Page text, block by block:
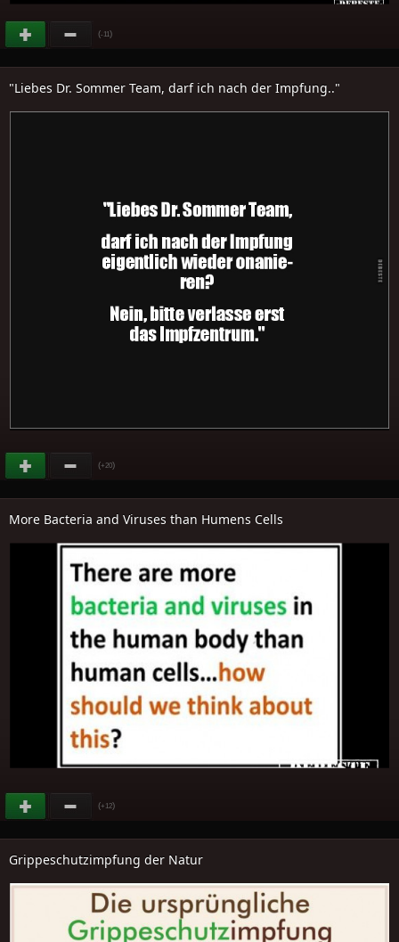
(-11)
"Liebes Dr. Sommer Team, darf ich nach der Impfung.."
(+20)
More Bacteria and Viruses than Humens Cells
(+12)
Grippeschutzimpfung der Natur